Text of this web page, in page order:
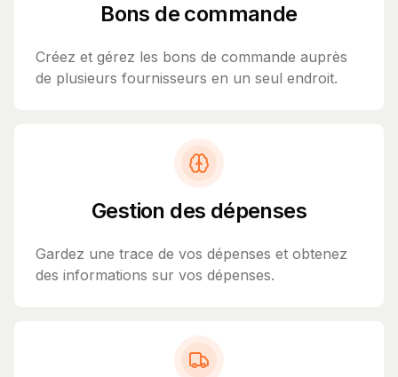
Bons de commande
Créez et gérez les bons de commande auprès
de plusieurs fournisseurs en un seul endroit.
Gestion des dépenses
Gardez une trace de vos dépenses et obtenez
des informations sur vos dépenses.